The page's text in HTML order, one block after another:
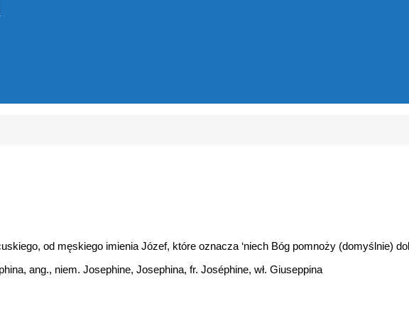
od męskiego imienia Józef, które oznacza ‘niech Bóg pomnoży (domyślnie)
ang., niem. Josephine, Josephina, fr. Joséphine, wł. Giuseppina